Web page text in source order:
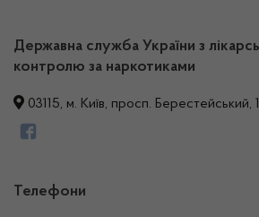
Державна служба України з
контролю за наркотиками
03115, м. Київ, просп. Берестейський,
Телефони